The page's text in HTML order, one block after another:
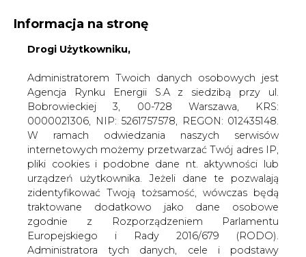
KONTAKT:
WYDAWCA PORTALU:
WYSOKI KONTRAST WIELKOŚĆ TEKSTU A A
ZALOGUJ SIĘ
Informacja na stronę
Drogi Użytkowniku,
Administratorem Twoich danych osobowych jest
Agencja Rynku Energii S.A z siedzibą przy ul.
Bobrowieckiej 3, 00-728 Warszawa, KRS:
0000021306, NIP: 5261757578, REGON: 012435148.
W ramach odwiedzania naszych serwisów
internetowych możemy przetwarzać Twój adres IP,
pliki cookies i podobne dane nt. aktywności lub
urządzeń użytkownika. Jeżeli dane te pozwalają
zidentyfikować Twoją tożsamość, wówczas będą
traktowane dodatkowo jako dane osobowe
zgodnie z Rozporządzeniem Parlamentu
Europejskiego i Rady 2016/679 (RODO).
Administratora tych danych, cele i podstawy